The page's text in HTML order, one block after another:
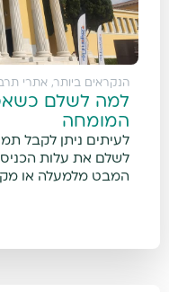
הנקראים ביותר, אתרי
למה לשלם
המומחה
לעיתים ניתן לקבל
לשלם את עלות
המבט מלמעלה או